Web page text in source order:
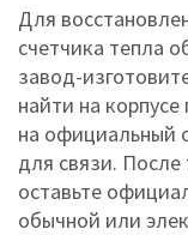
Для
счетчика тепла
завод-
найти на
на официальный
для связи. После
оставьте
обычной или